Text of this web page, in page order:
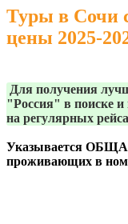
Туры в Сочи
цены 2025-
Для получения
"Россия" в поиске
на регулярных
Указывается
проживающих в